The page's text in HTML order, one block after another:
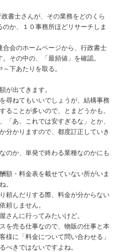
書士さんが、その業務をどのくら
か、１０事務所ほどリサーチしま
合会のホームページから、行政書士
その中の、「最頻値」を確認。
下あたりを取る。
が出てきます。
尋ねてもいいでしょうが、結構事務
ることが多いので、とまどうかも。
「あ、これでは安すぎるな」とか、
分かりますので、都度訂正していき
のか、単発で終わる業種なのかにも
額・料金表を載せていない所がいま
。
頼んだりする際、料金が分からない
頼しません。
さんに行ってみたいけど。
を売る仕事なので、物販の仕事と本
様に「料金について問い合わせる」
べきではないですよね。